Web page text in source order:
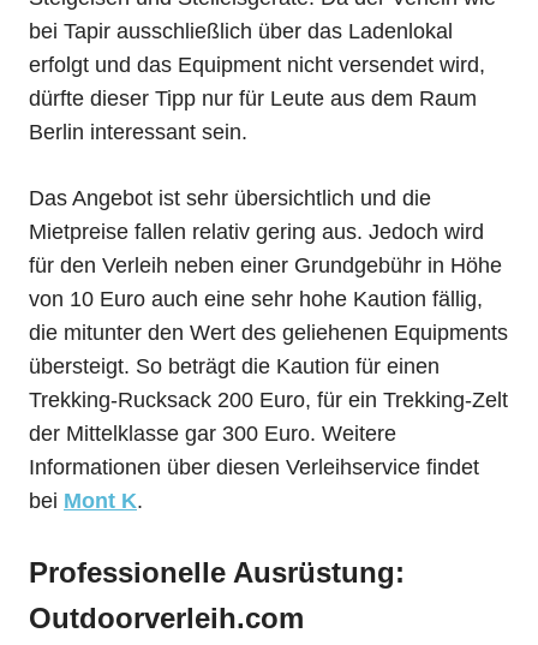
bei Tapir ausschließlich über das Ladenlokal
erfolgt und das Equipment nicht versendet wird,
dürfte dieser Tipp nur für Leute aus dem Raum
Berlin interessant sein.
Das Angebot ist sehr übersichtlich und die
Mietpreise fallen relativ gering aus. Jedoch wird
für den Verleih neben einer Grundgebühr in Höhe
von 10 Euro auch eine sehr hohe Kaution fällig,
die mitunter den Wert des geliehenen Equipments
übersteigt. So beträgt die Kaution für einen
Trekking-Rucksack 200 Euro, für ein Trekking-Zelt
der Mittelklasse gar 300 Euro. Weitere
Informationen über diesen Verleihservice findet
bei Mont K.
Professionelle Ausrüstung:
Outdoorverleih.com